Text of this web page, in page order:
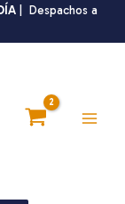
| Despachos a